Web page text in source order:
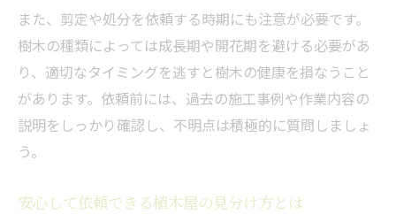
また、剪定や処分を依頼する時期にも注意が必要です。
樹木の種類によっては成長期や開花期を避ける必要があ
り、適切なタイミングを逃すと樹木の健康を損なうこと
があります。依頼前には、過去の施工事例や作業内容の
説明をしっかり確認し、不明点は積極的に質問しましょ
う。
安心して依頼できる植木屋の見分け方とは